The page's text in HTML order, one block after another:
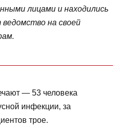
лицами и находились
на своей
— 53 человека
инфекции, за
трое.